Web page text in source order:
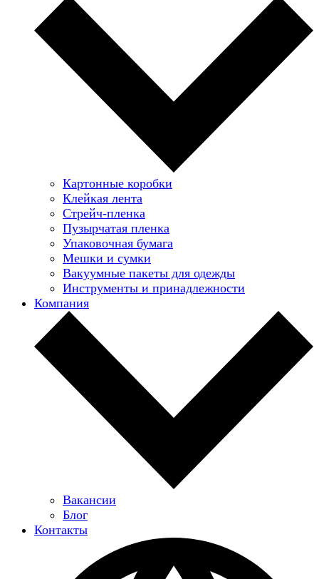
Картонные коробки
Клейкая лента
Стрейч-пленка
Пузырчатая пленка
Упаковочная бумага
Мешки и сумки
Вакуумные пакеты для одежды
Инструменты и принадлежности
Компания
Вакансии
Блог
Контакты